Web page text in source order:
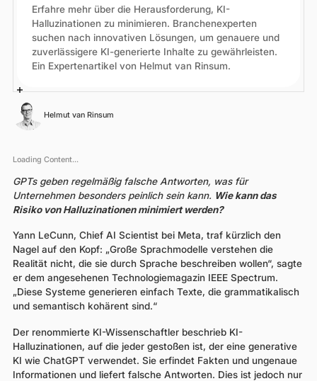
Erfahre mehr über die Herausforderung, KI-
Halluzinationen zu minimieren. Branchenexperten
suchen nach innovativen Lösungen, um genauere und
zuverlässigere KI-generierte Inhalte zu gewährleisten.
Ein Expertenartikel von Helmut van Rinsum.
Helmut van Rinsum
Loading Content...
GPTs geben regelmäßig falsche Antworten, was für
Unternehmen besonders peinlich sein kann. Wie kann das
Risiko von Halluzinationen minimiert werden?
Yann LeCunn, Chief AI Scientist bei Meta, traf kürzlich den
Nagel auf den Kopf: „Große Sprachmodelle verstehen die
Realität nicht, die sie durch Sprache beschreiben wollen“, sagte
er dem angesehenen Technologiemagazin IEEE Spectrum.
„Diese Systeme generieren einfach Texte, die grammatikalisch
und semantisch kohärent sind.“
Der renommierte KI-Wissenschaftler beschrieb KI-
Halluzinationen, auf die jeder gestoßen ist, der eine generative
KI wie ChatGPT verwendet. Sie erfindet Fakten und ungenaue
Informationen und liefert falsche Antworten. Dies ist jedoch nur